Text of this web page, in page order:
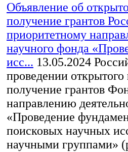
Объявление об
получение грантов
приоритетному
научного фонда
исс... 13.05.2024
проведении
получение грантов
направлению
«Проведение
поисковых научных
научными группами»